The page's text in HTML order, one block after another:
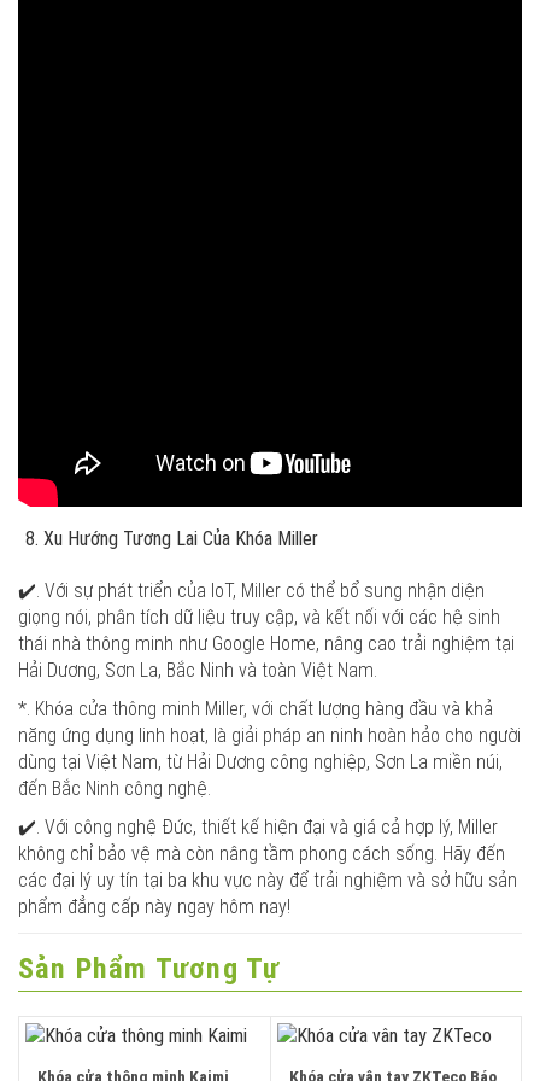
Xu Hướng Tương Lai Của Khóa Miller
✔️. Với sự phát triển của IoT, Miller có thể bổ sung nhận diện
giọng nói, phân tích dữ liệu truy cập, và kết nối với các hệ sinh
thái nhà thông minh như Google Home, nâng cao trải nghiệm tại
Hải Dương, Sơn La, Bắc Ninh và toàn Việt Nam.
*. Khóa cửa thông minh Miller, với chất lượng hàng đầu và khả
năng ứng dụng linh hoạt, là giải pháp an ninh hoàn hảo cho người
dùng tại Việt Nam, từ Hải Dương công nghiệp, Sơn La miền núi,
đến Bắc Ninh công nghệ.
✔️. Với công nghệ Đức, thiết kế hiện đại và giá cả hợp lý, Miller
không chỉ bảo vệ mà còn nâng tầm phong cách sống. Hãy đến
các đại lý uy tín tại ba khu vực này để trải nghiệm và sở hữu sản
phẩm đẳng cấp này ngay hôm nay!
Sản Phẩm Tương Tự
Khóa cửa thông minh Kaimi
Khóa cửa vân tay ZKTeco Báo